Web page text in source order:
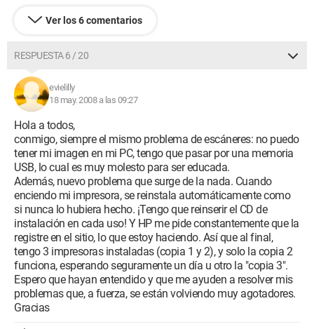
Ver los 6 comentarios
RESPUESTA 6 / 20
evielilly
18 may. 2008 a las 09:27
Hola a todos,
conmigo, siempre el mismo problema de escáneres: no puedo
tener mi imagen en mi PC, tengo que pasar por una memoria
USB, lo cual es muy molesto para ser educada.
Además, nuevo problema que surge de la nada. Cuando
enciendo mi impresora, se reinstala automáticamente como
si nunca lo hubiera hecho. ¡Tengo que reinserir el CD de
instalación en cada uso! Y HP me pide constantemente que la
registre en el sitio, lo que estoy haciendo. Así que al final,
tengo 3 impresoras instaladas (copia 1 y 2), y solo la copia 2
funciona, esperando seguramente un día u otro la "copia 3".
Espero que hayan entendido y que me ayuden a resolver mis
problemas que, a fuerza, se están volviendo muy agotadores.
Gracias